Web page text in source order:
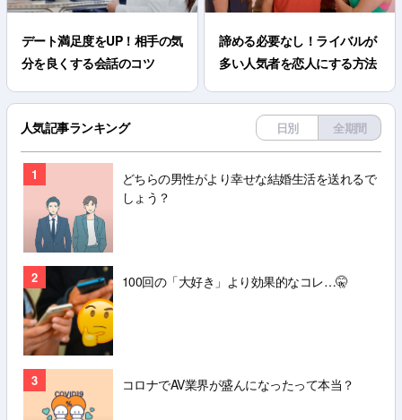
デート満足度をUP！相手の気
分を良くする会話のコツ
諦める必要なし！ライバルが
多い人気者を恋人にする方法
人気記事ランキング 日別 全期間
1
どちらの男性がより幸せな結婚生活を送れるで
しょう？
2 100回の「大好き」より効果的なコレ…🤫
3 コロナでAV業界が盛んになったって本当？